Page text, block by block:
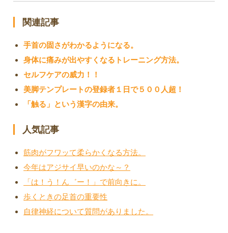
関連記事
手首の固さがわかるようになる。
身体に痛みが出やすくなるトレーニング方法。
セルフケアの威力！！
美脚テンプレートの登録者１日で５００人超！
「触る」という漢字の由来。
人気記事
筋肉がフワッて柔らかくなる方法。
今年はアジサイ早いのかな～？
「は！う！ん゛ー！」で前向きに。
歩くときの足首の重要性
自律神経について質問がありました。